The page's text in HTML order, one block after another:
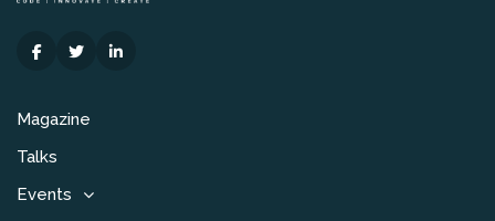
Magazine
Talks
Events